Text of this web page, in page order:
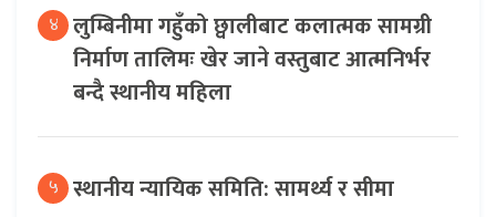
४ लुम्बिनीमा गहुँको छ्वालीबाट कलात्मक सामग्री
निर्माण तालिमः खेर जाने वस्तुबाट आत्मनिर्भर
बन्दै स्थानीय महिला
५ स्थानीय न्यायिक समिति: सामर्थ्य र सीमा